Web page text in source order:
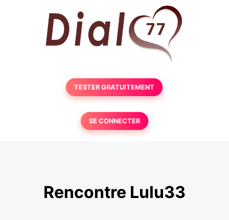
TESTER GRATUITEMENT
SE CONNECTER
Rencontre Lulu33